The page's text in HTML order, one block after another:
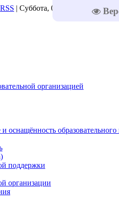
RSS | Суббота, 08.08.2026
организацией
оснащённость
поддержки
организации